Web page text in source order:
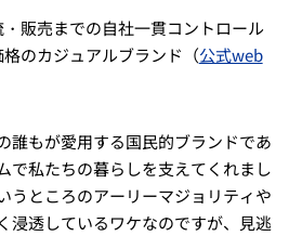
販売までの自社一貫コントロール
のカジュアルブランド（公式web
誰もが愛用する国民的ブランドであ
で私たちの暮らしを支えてくれまし
うところのアーリーマジョリティや
浸透しているワケなのですが、見逃